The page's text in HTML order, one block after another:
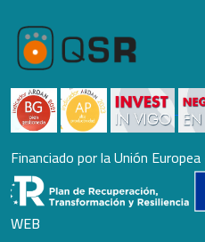
Financiado por la Unión
WEB